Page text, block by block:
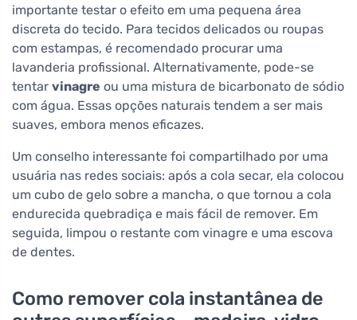
importante testar o efeito em uma pequena área
discreta do tecido. Para tecidos delicados ou roupas
com estampas, é recomendado procurar uma
lavanderia profissional. Alternativamente, pode-se
tentar vinagre ou uma mistura de bicarbonato de sódio
com água. Essas opções naturais tendem a ser mais
suaves, embora menos eficazes.
Um conselho interessante foi compartilhado por uma
usuária nas redes sociais: após a cola secar, ela colocou
um cubo de gelo sobre a mancha, o que tornou a cola
endurecida quebradiça e mais fácil de remover. Em
seguida, limpou o restante com vinagre e uma escova
de dentes.
Como remover cola instantânea de